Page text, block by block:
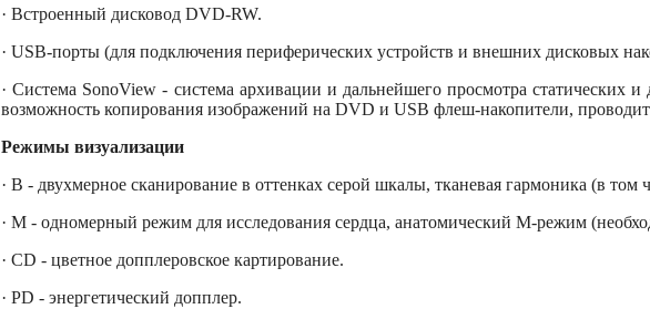
· Встроенный дисковод DVD-RW.
· USB-порты (для подключения периферических устройств и внешних дисковых
· Система SonoView - система архивации и дальнейшего просмотра статических
возможность копирования изображений на DVD и USB флеш-накопители,
Режимы визуализации
· B - двухмерное сканирование в оттенках серой шкалы, тканевая гармоника (в том
· M - одномерный режим для исследования сердца, анатомический М-режим
· CD - цветное допплеровское картирование.
· PD - энергетический допплер.